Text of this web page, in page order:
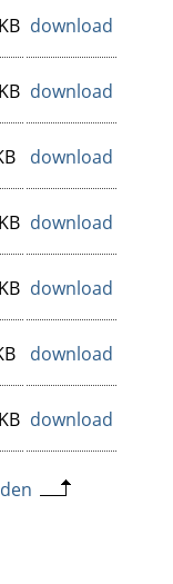
download
download
download
download
download
download
download